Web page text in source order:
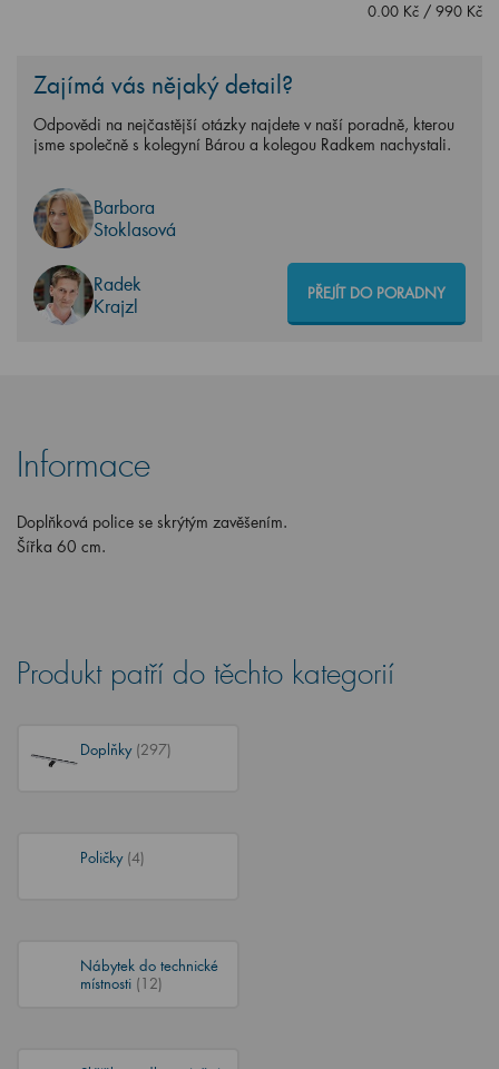
0.00 Kč / 990 Kč
Zajímá vás nějaký detail?
Odpovědi na nejčastější otázky najdete v naší poradně, kterou
jsme společně s kolegyní Bárou a kolegou Radkem nachystali.
Barbora
Stoklasová
Radek
Krajzl
PŘEJÍT DO PORADNY
Informace
Doplňková police se skrýtým zavěšením.
Šířka 60 cm.
Produkt patří do těchto kategorií
Doplňky (297)
Poličky (4)
Nábytek do technické
místnosti (12)